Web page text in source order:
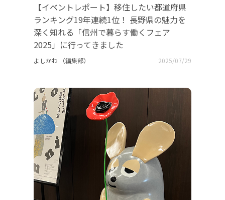
【イベントレポート】移住したい都道府県
ランキング19年連続1位！ 長野県の魅力を
深く知れる「信州で暮らす働くフェア
2025」に行ってきました
よしかわ （編集部） 2025/07/29